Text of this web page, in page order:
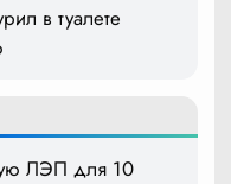
в туалете
ЛЭП для 10